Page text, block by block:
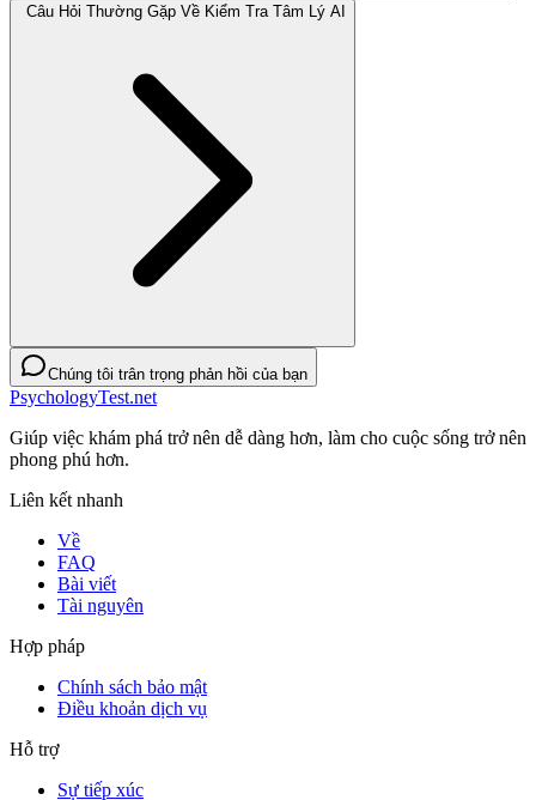
Câu Hỏi Thường Gặp Về Kiểm Tra Tâm Lý AI
Chúng tôi trân trọng phản hồi của bạn
PsychologyTest.net
Giúp việc khám phá trở nên dễ dàng hơn, làm cho cuộc sống trở nên
phong phú hơn.
Liên kết nhanh
Về
FAQ
Bài viết
Tài nguyên
Hợp pháp
Chính sách bảo mật
Điều khoản dịch vụ
Hỗ trợ
Sự tiếp xúc